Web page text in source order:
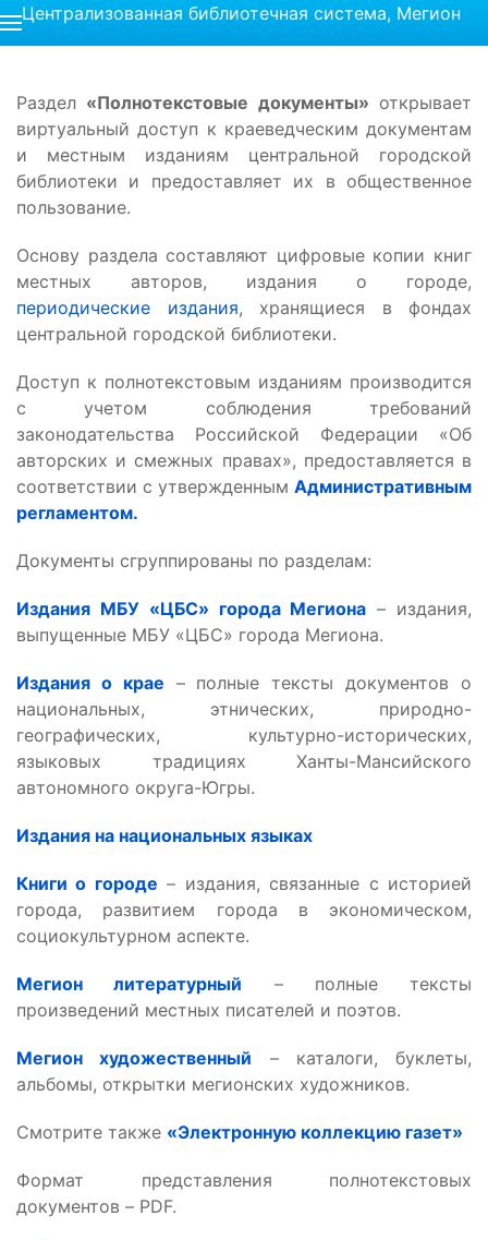
Централизованная библиотечная система, Мегион
Раздел «Полнотекстовые документы» открывает
виртуальный доступ к краеведческим документам
и местным изданиям центральной городской
библиотеки и предоставляет их в общественное
пользование.
Основу раздела составляют цифровые копии книг
местных авторов, издания о городе,
периодические издания, хранящиеся в фондах
центральной городской библиотеки.
Доступ к полнотекстовым изданиям производится
с учетом соблюдения требований
законодательства Российской Федерации «Об
авторских и смежных правах», предоставляется в
соответствии с утвержденным Административным
регламентом.
Документы сгруппированы по разделам:
Издания МБУ «ЦБС» города Мегиона – издания,
выпущенные МБУ «ЦБС» города Мегиона.
Издания о крае – полные тексты документов о
национальных, этнических, природно-
географических, культурно-исторических,
языковых традициях Ханты-Мансийского
автономного округа-Югры.
Издания на национальных языках
Книги о городе – издания, связанные с историей
города, развитием города в экономическом,
социокультурном аспекте.
Мегион литературный – полные тексты
произведений местных писателей и поэтов.
Мегион художественный – каталоги, буклеты,
альбомы, открытки мегионских художников.
Смотрите также «Электронную коллекцию газет»
Формат представления полнотекстовых
документов – PDF.